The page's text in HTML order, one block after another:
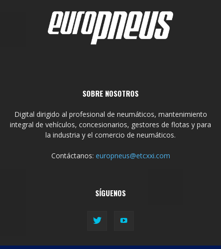
SOBRE NOSOTROS
Digital dirigido al profesional de neumáticos, mantenimiento
integral de vehículos, concesionarios, gestores de flotas y para
la industria y el comercio de neumáticos.
Contáctanos: europneus@etcxxi.com
SÍGUENOS